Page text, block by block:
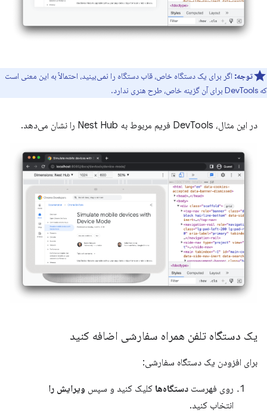
توجه: اگر برای یک دستگاه خاص، قاب دستگاه را نمی‌بینید، احتمالاً به این معنی است
که DevTools برای آن گزینه خاص، طرح هنری ندارد.
در این مثال، DevTools فریم مربوط به Nest Hub را نشان می‌دهد.
یک دستگاه تلفن همراه سفارشی اضافه کنید
برای افزودن یک دستگاه سفارشی:
روی فهرست دستگاه‌ها کلیک کنید و سپس ویرایش را
انتخاب کنید.